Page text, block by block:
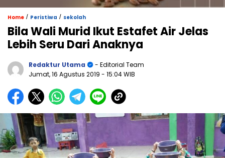
Home / Peristiwa / sekolah
Bila Wali Murid Ikut Estafet Air Jelas
Lebih Seru Dari Anaknya
Redaktur Utama
- Editorial Team
Jumat, 16 Agustus 2019 - 15:04 WIB